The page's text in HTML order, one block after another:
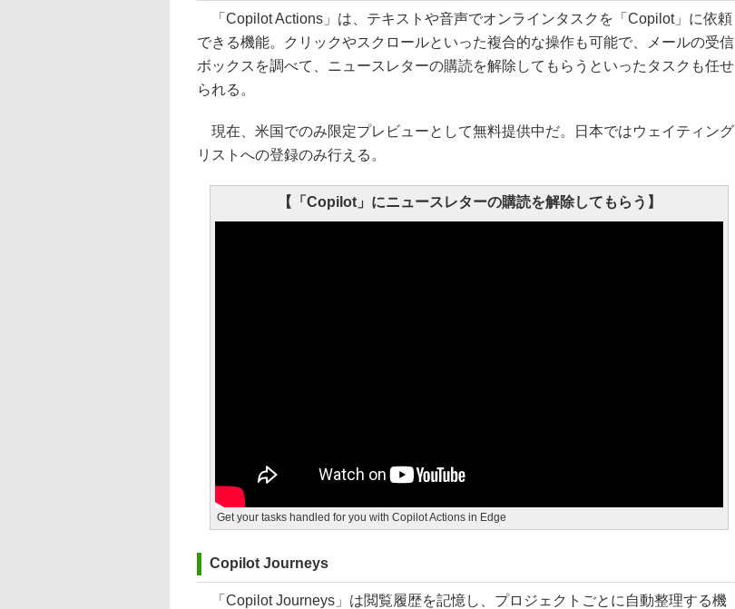
「Copilot Actions」は、テキストや音声でオンラインタスクを「Copilot」に依頼
できる機能。クリックやスクロールといった複合的な操作も可能で、メールの受信
ボックスを調べて、ニュースレターの購読を解除してもらうといったタスクも任せ
られる。
現在、米国でのみ限定プレビューとして無料提供中だ。日本ではウェイティング
リストへの登録のみ行える。
【「Copilot」にニュースレターの購読を解除してもらう】
Get your tasks handled for you with Copilot Actions in Edge
Copilot Journeys
「Copilot Journeys」は閲覧履歴を記憶し、プロジェクトごとに自動整理する機